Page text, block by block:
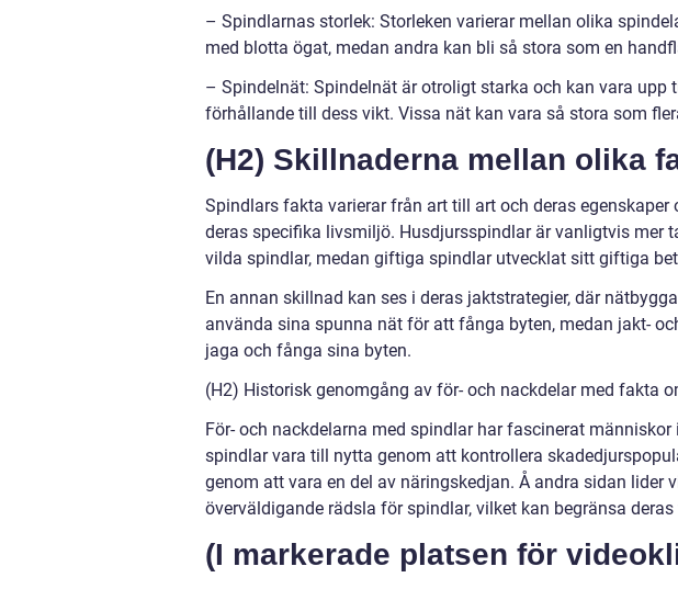
– Spindlarnas storlek: Storleken varierar mellan olika
med blotta ögat, medan andra kan bli så stora som en
– Spindelnät: Spindelnät är otroligt starka och kan vara upp
förhållande till dess vikt. Vissa nät kan vara så stora som
(H2) Skillnaderna mellan olika
Spindlars fakta varierar från art till art och deras
deras specifika livsmiljö. Husdjursspindlar är vanligtvis mer
vilda spindlar, medan giftiga spindlar utvecklat sitt giftiga
En annan skillnad kan ses i deras jaktstrategier, där
använda sina spunna nät för att fånga byten, medan jakt-
jaga och fånga sina byten.
(H2) Historisk genomgång av för- och nackdelar med fakta
För- och nackdelarna med spindlar har fascinerat
spindlar vara till nytta genom att kontrollera
genom att vara en del av näringskedjan. Å andra sidan lider
överväldigande rädsla för spindlar, vilket kan begränsa
(I markerade platsen för